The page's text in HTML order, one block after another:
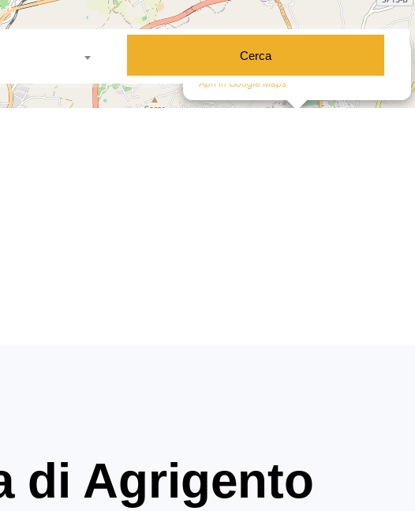
Nuova Edilizia Immobiliare Buscemi
Apri in Google Maps
Cerca
di Agrigento